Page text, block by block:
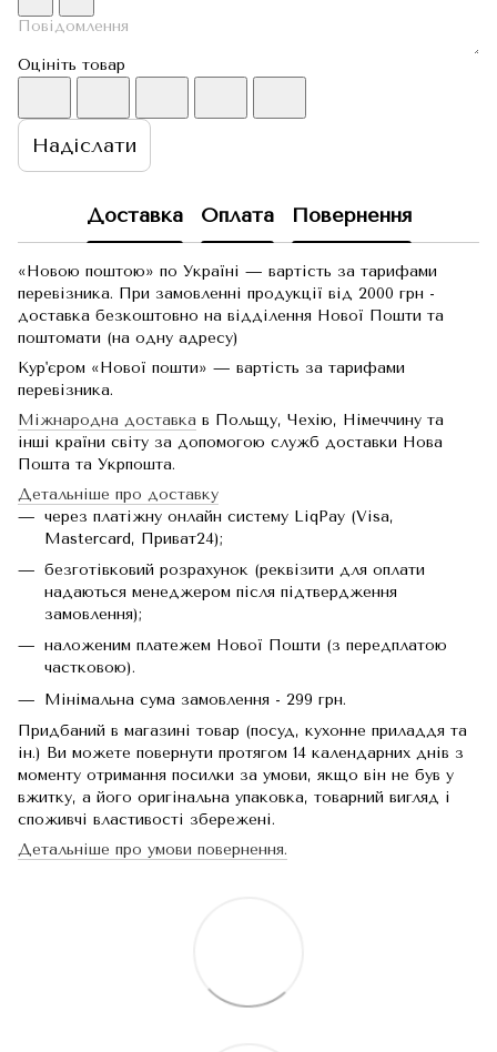
Оцініть товар
Надіслати
Доставка Оплата Повернення
«Новою поштою» по Україні — вартість за тарифами
перевізника. При замовленні продукції від 2000 грн -
доставка безкоштовно на відділення Нової Пошти та
поштомати (на одну адресу)
Кур'єром «Нової пошти» — вартість за тарифами
перевізника.
Міжнародна доставка в Польщу, Чехію, Німеччину та
інші країни світу за допомогою служб доставки Нова
Пошта та Укрпошта.
Детальніше про доставку
через платіжну онлайн систему LiqPay (Visa,
Mastercard, Приват24);
безготівковий розрахунок (реквізити для оплати
надаються менеджером після підтвердження
замовлення);
наложеним платежем Нової Пошти (з передплатою
частковою).
Мінімальна сума замовлення - 299 грн.
Придбаний в магазині товар (посуд, кухонне приладдя та
ін.) Ви можете повернути протягом 14 календарних днів з
моменту отримання посилки за умови, якщо він не був у
вжитку, а його оригінальна упаковка, товарний вигляд і
споживчі властивості збережені.
Детальніше про умови повернення.